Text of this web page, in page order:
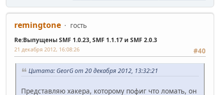
remingtone гость
Re:Выпущены SMF 1.0.23, SMF 1.1.17 и SMF 2.0.3
#40
21 декабря 2012, 16:08:26
Цитата: GeorG от 20 декабря 2012, 13:32:21
Представляю хакера, которому пофиг что ломать, он